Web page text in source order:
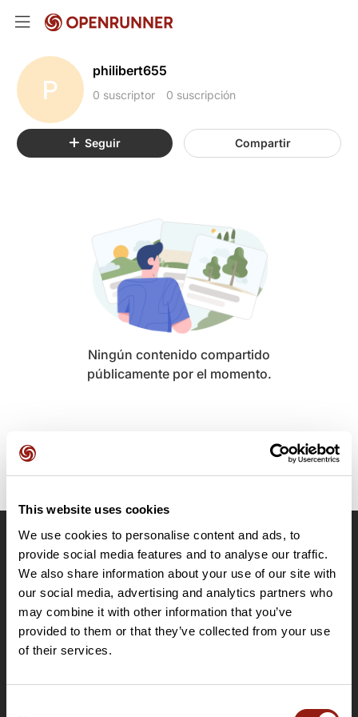
This website uses cookies
We use cookies to personalise content and ads, to
provide social media features and to analyse our traffic.
We also share information about your use of our site with
our social media, advertising and analytics partners who
may combine it with other information that you’ve
provided to them or that they’ve collected from your use
of their services.
P
philibert655
0 suscriptor 0 suscripción
Seguir Compartir
Ningún contenido compartido
públicamente por el momento.
OpenRunner
Equipo
Empleo
A proposito
Contacto